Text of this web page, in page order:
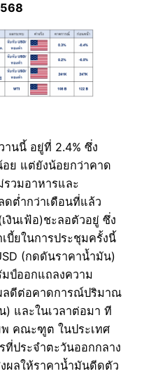
านนี้ อยู่ที่ 2.4% ซึ่ง
ย แต่ยังน้อยกว่าคาด
รวมอาหารและ
ดต่ำกว่าเดือนที่แล้ว
งินเฟ้อ)ชะลอตัวอยู่ ซึ่ง
บี้ยในการประชุมครั้งนี้
(กดดันราคาน้ำมัน)
ป์ออกแถลงความ
ผลดีต่อคาดการณ์ปริมาณ
และในเวลาต่อมา ที
คณะฑูต ในประเทศ
ประจำตะวันออกกลาง
ผลให้ราคาน้ำมันดีดตัว